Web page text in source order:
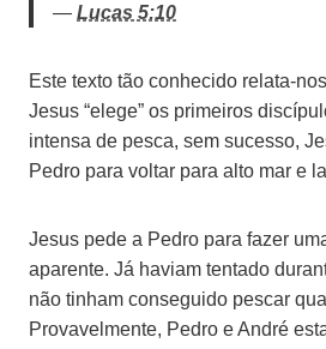
— Lucas 5:10
Este texto tão conhecido relata-
Jesus “elege” os primeiros
intensa de pesca, sem sucesso,
Pedro para voltar para alto mar e
Jesus pede a Pedro para fazer
aparente. Já haviam tentado
não tinham conseguido pescar
Provavelmente, Pedro e André